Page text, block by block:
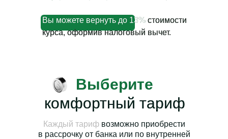
Вы можете вернуть до 13% стоимости
курса, оформив налоговый вычет.
Каждый тарифвозможно приобрести
в рассрочку от банка или по внутренней
Выберите
комфортный тариф